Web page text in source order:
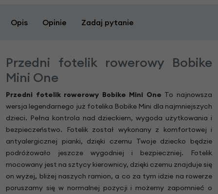
Opis Opinie Zadaj pytanie
Przedni fotelik rowerowy Bobike
Mini One
Przedni fotelik rowerowy Bobike Mini One To najnowsza
wersja legendarnego już fotelika Bobike Mini dla najmniejszych
dzieci. Pełna kontrola nad dzieckiem, wygoda użytkowania i
bezpieczeństwo. Fotelik został wykonany z komfortowej i
antyalergicznej pianki, dzięki czemu Twoje dziecko będzie
podróżowało jeszcze wygodniej i bezpieczniej. Fotelik
mocowany jest na sztycy kierownicy, dzięki czemu znajduje się
on wyżej, bliżej naszych ramion, a co za tym idzie na rowerze
poruszamy się w normalnej pozycji i możemy zapomnieć o